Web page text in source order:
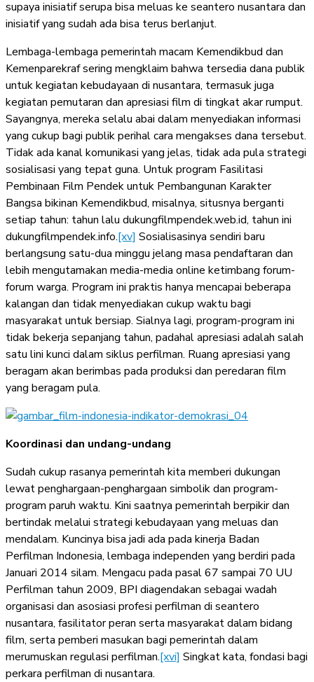
supaya inisiatif serupa bisa meluas ke seantero nusantara dan
inisiatif yang sudah ada bisa terus berlanjut.
Lembaga-lembaga pemerintah macam Kemendikbud dan
Kemenparekraf sering mengklaim bahwa tersedia dana publik
untuk kegiatan kebudayaan di nusantara, termasuk juga
kegiatan pemutaran dan apresiasi film di tingkat akar rumput.
Sayangnya, mereka selalu abai dalam menyediakan informasi
yang cukup bagi publik perihal cara mengakses dana tersebut.
Tidak ada kanal komunikasi yang jelas, tidak ada pula strategi
sosialisasi yang tepat guna. Untuk program Fasilitasi
Pembinaan Film Pendek untuk Pembangunan Karakter
Bangsa bikinan Kemendikbud, misalnya, situsnya berganti
setiap tahun: tahun lalu dukungfilmpendek.web.id, tahun ini
dukungfilmpendek.info.[xv] Sosialisasinya sendiri baru
berlangsung satu-dua minggu jelang masa pendaftaran dan
lebih mengutamakan media-media online ketimbang forum-
forum warga. Program ini praktis hanya mencapai beberapa
kalangan dan tidak menyediakan cukup waktu bagi
masyarakat untuk bersiap. Sialnya lagi, program-program ini
tidak bekerja sepanjang tahun, padahal apresiasi adalah salah
satu lini kunci dalam siklus perfilman. Ruang apresiasi yang
beragam akan berimbas pada produksi dan peredaran film
yang beragam pula.
Koordinasi dan undang-undang
Sudah cukup rasanya pemerintah kita memberi dukungan
lewat penghargaan-penghargaan simbolik dan program-
program paruh waktu. Kini saatnya pemerintah berpikir dan
bertindak melalui strategi kebudayaan yang meluas dan
mendalam. Kuncinya bisa jadi ada pada kinerja Badan
Perfilman Indonesia, lembaga independen yang berdiri pada
Januari 2014 silam. Mengacu pada pasal 67 sampai 70 UU
Perfilman tahun 2009, BPI diagendakan sebagai wadah
organisasi dan asosiasi profesi perfilman di seantero
nusantara, fasilitator peran serta masyarakat dalam bidang
film, serta pemberi masukan bagi pemerintah dalam
merumuskan regulasi perfilman.[xvi] Singkat kata, fondasi bagi
perkara perfilman di nusantara.